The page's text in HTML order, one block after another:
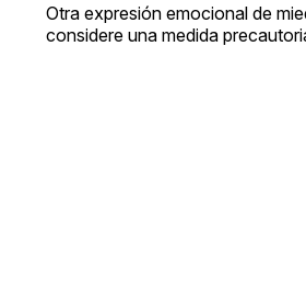
Otra expresión emocional de
considere una medida